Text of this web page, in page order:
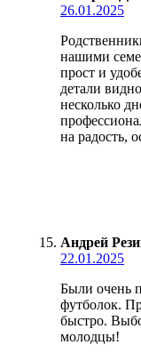
26.01.2025
нашими
прост и
детали
несколько
на радость,
Андрей
22.01.2025
Были очень
футболок.
быстро.
молодцы!